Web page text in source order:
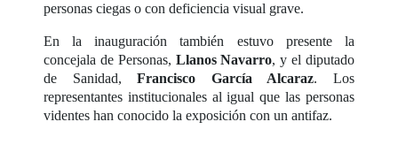
personas ciegas o con deficiencia visual grave.
En la inauguración también estuvo presente la
concejala de Personas, Llanos Navarro, y el diputado
de Sanidad,Francisco García Alcaraz. Los
representantes institucionales al igual que las personas
videntes han conocido la exposición con un antifaz.